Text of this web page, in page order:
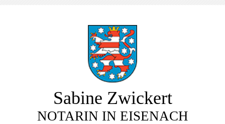
Sabine Zwickert
NOTARIN IN EISENACH